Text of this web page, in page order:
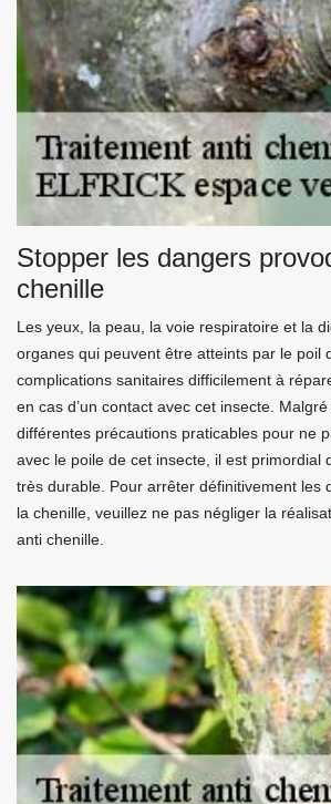
Stopper les dangers
chenille
Les yeux, la peau, la voie respiratoire et la
organes qui peuvent être atteints par le poil
complications sanitaires difficilement à
en cas d’un contact avec cet insecte. Malgré
différentes précautions praticables pour ne
avec le poile de cet insecte, il est primordial
très durable. Pour arrêter définitivement les
la chenille, veuillez ne pas négliger la
anti chenille.